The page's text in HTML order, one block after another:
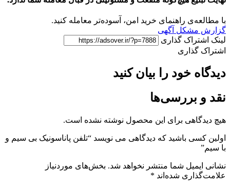
راهنمای خرید امن، آسوده‌تر معامله کنید.
آگهی
گذاری
خود را بیان کنید
بررسی‌ها
برای این محصول نوشته نشده است.
باشید که دیدگاهی می نویسد “تلفن پاناسونیک بی سیم و
شما منتشر نخواهد شد. بخش‌های موردنیاز
شده‌اند*